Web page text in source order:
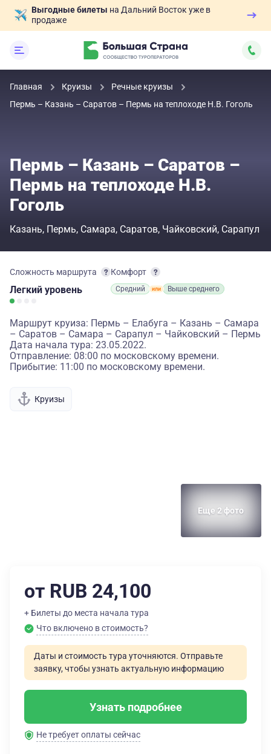
Выгодные билеты на Дальний Восток уже в
продаже
Главная Круизы
Речные круизы
Пермь – Казань – Саратов – Пермь на теплоходе Н.В. Гоголь
Пермь – Казань – Саратов –
Пермь на теплоходе Н.В.
Гоголь
Казань Пермь Самара Саратов Чайковский Сарапул
Сложность маршрута
Легкий уровень
Комфорт
Средний Выше среднего
Маршрут круиза: Пермь – Елабуга – Казань – Самара
– Саратов – Самара – Сарапул – Чайковский – Пермь
Дата начала тура: 23.05.2022.
Отправление: 08:00 по московскому времени.
Прибытие: 11:00 по московскому времени.
Круизы
Еще 2 фото
от RUB 24,100
+ Билеты до места начала тура
Что включено в стоимость?
Даты и стоимость тура уточняются. Отправьте
заявку, чтобы узнать актуальную информацию
Узнать подробнее
Не требует оплаты сейчас